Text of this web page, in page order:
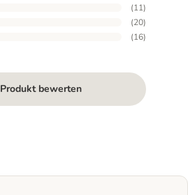
(11)
(20)
(16)
Produkt bewerten